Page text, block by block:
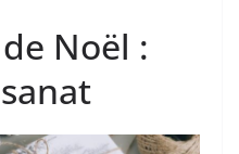
Noël :